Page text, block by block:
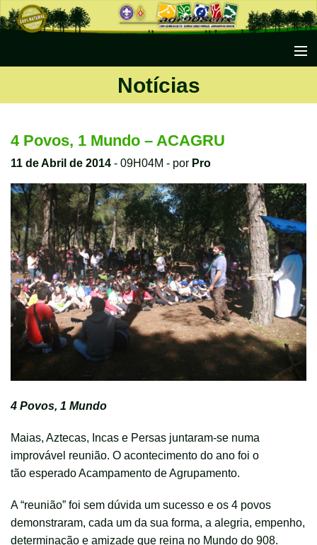
Notícias
Secções
Escutismo
Conteúdos
Galerias
Documentos
Contactos
Notícias
4 Povos, 1 Mundo – ACAGRU
11 de Abril de 2014 - 09H04M - por Pro
4 Povos, 1 Mundo
Maias, Aztecas, Incas e Persas juntaram-se numa
improvável reunião. O acontecimento do ano foi o
tão esperado Acampamento de Agrupamento.
A “reunião” foi sem dúvida um sucesso e os 4 povos
demonstraram, cada um da sua forma, a alegria, empenho,
determinação e amizade que reina no Mundo do 908.